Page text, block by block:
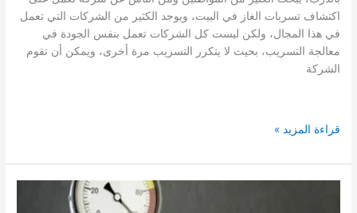
اكتشاف تسربات الغاز في البيت، ويوجد الكثير من الشركات التي تعمل
في هذا المجال، ولكن ليست كل الشركات تعمل بنفس الجودة في
معالجة التسريب، بحيث لا يتكرر التسريب مرة أخرى، ويمكن أن تقوم
الشركة
شركة
تسربات
الغاز
قراءة المزيد »